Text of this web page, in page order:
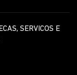
SERVICOS E